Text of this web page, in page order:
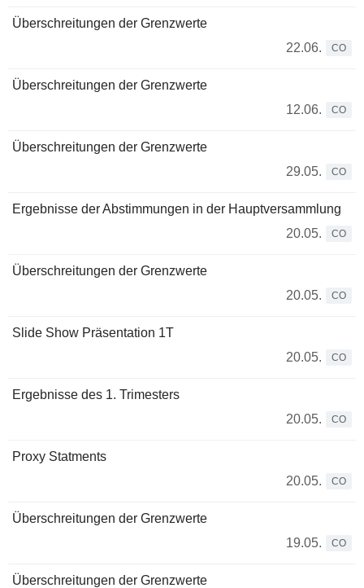
Überschreitungen der Grenzwerte
22.06.
CO
Überschreitungen der Grenzwerte
12.06.
CO
Überschreitungen der Grenzwerte
29.05.
CO
Ergebnisse der Abstimmungen in der Hauptversammlung
20.05.
CO
Überschreitungen der Grenzwerte
20.05.
CO
Slide Show Präsentation 1T
20.05.
CO
Ergebnisse des 1. Trimesters
20.05.
CO
Proxy Statments
20.05.
CO
Überschreitungen der Grenzwerte
19.05.
CO
Überschreitungen der Grenzwerte